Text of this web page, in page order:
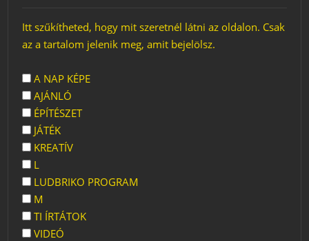
Itt szűkítheted, hogy mit szeretnél látni az oldalon. Csak
az a tartalom jelenik meg, amit bejelölsz.
A NAP KÉPE
AJÁNLÓ
ÉPÍTÉSZET
JÁTÉK
KREATÍV
L
LUDBRIKO PROGRAM
M
TI ÍRTÁTOK
VIDEÓ